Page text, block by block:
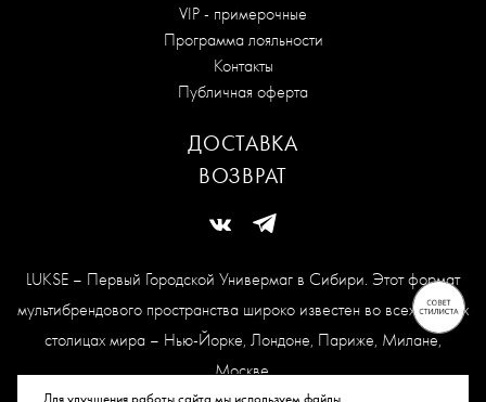
Для улучшения работы сайта мы используем файлы
LUKSE – Первый Городской Универмаг в Сибири. Этот формат
мультибрендового пространства широко известен во всех модных
столицах мира – Нью-Йорке, Лондоне, Париже, Милане,
Москве.
VIP - примерочные
Программа лояльности
Контакты
Публичная оферта
ДОСТАВКА
ВОЗВРАТ